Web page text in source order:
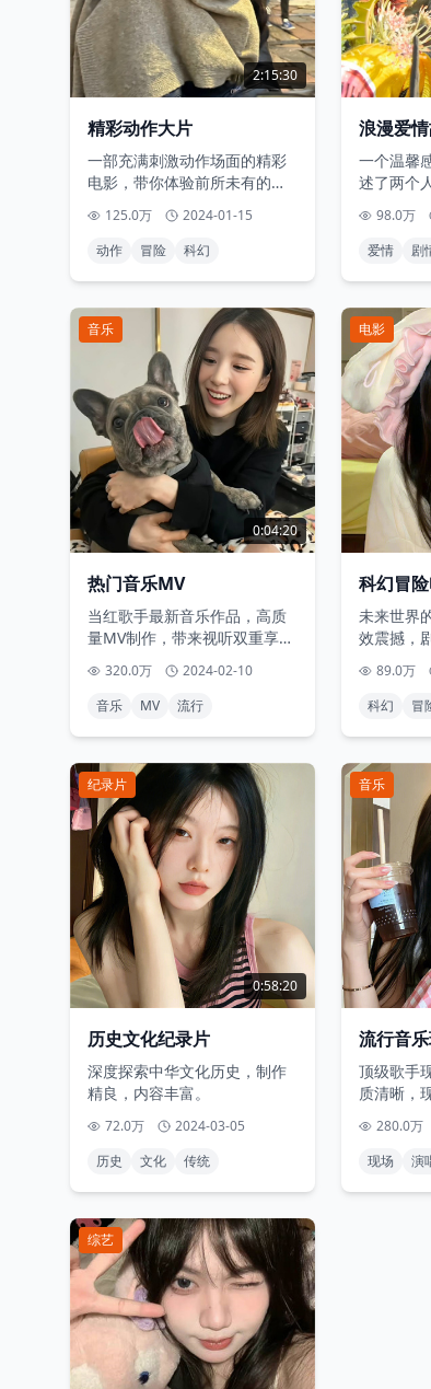
2:15:30
精彩动作大片
一部充满刺激动作场面的精彩
电影，带你体验前所未有的视
125.0万
2024-01-15
动作
冒险 科幻
浪漫爱
一个温馨
述了两个
98.0万
爱情
剧
0:04:20
音乐
热门音乐MV
当红歌手最新音乐作品，高质
量MV制作，带来视听双重享
320.0万
2024-02-10
音乐
MV 流行
电影
科幻冒
未来世界
效震撼，
89.0万
科幻
冒
0:58:20
纪录片
历史文化纪录片
深度探索中华文化历史，制作
精良，内容丰富。
72.0万
2024-03-05
历史
文化 传统
音乐
流行音
顶级歌手
质清晰，
280.0万
现场
演
综艺